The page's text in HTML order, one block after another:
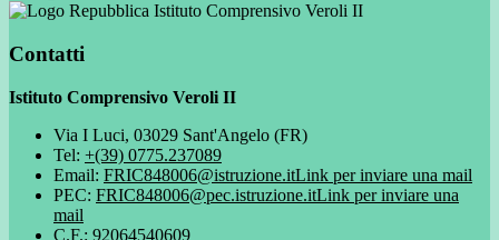
Istituto Comprensivo Veroli II
Contatti
Istituto Comprensivo Veroli II
Via I Luci, 03029 Sant'Angelo (FR)
Tel: +(39) 0775.237089
Email: FRIC848006@istruzione.itLink per inviare una mail
PEC: FRIC848006@pec.istruzione.itLink per inviare una
mail
C.F.: 92064540609